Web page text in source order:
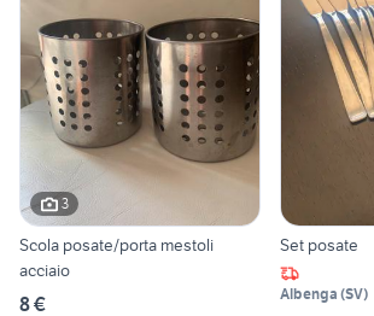
3
Scola posate/porta mestoli
acciaio
8 €
Set posate
Albenga (SV)